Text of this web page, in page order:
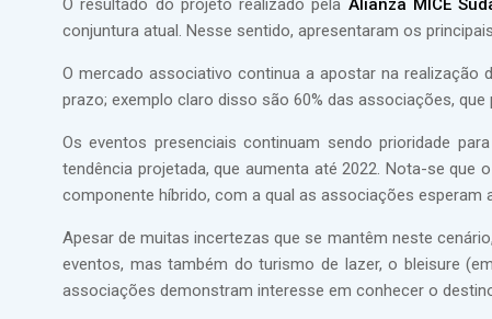
O resultado do projeto realizado pela Alianza MICE
conjuntura atual. Nesse sentido, apresentaram os
O mercado associativo continua a apostar na realização
prazo; exemplo claro disso são 60% das associações,
Os eventos presenciais continuam sendo prioridade
tendência projetada, que aumenta até 2022. Nota-se
componente híbrido, com a qual as associações
Apesar de muitas incertezas que se mantêm neste
eventos, mas também do turismo de lazer, o bleisure
associações demonstram interesse em conhecer o